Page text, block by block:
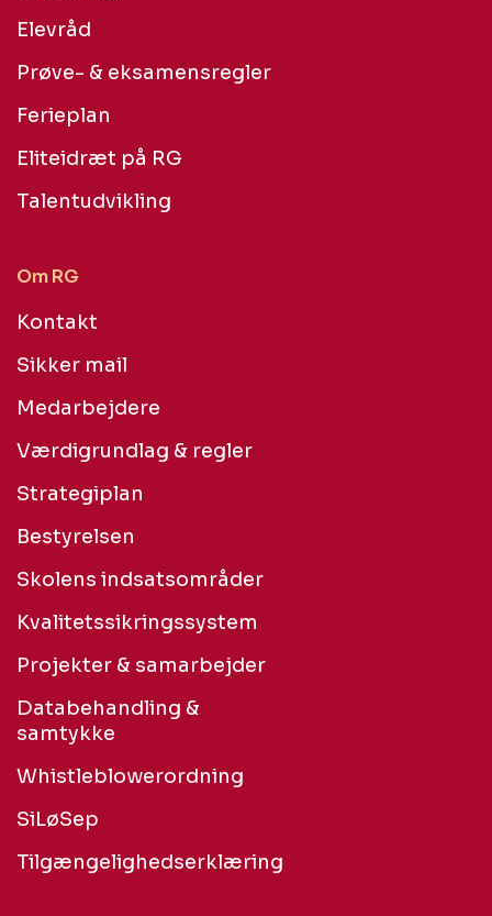
Elevråd
Prøve- & eksamensregler
Ferieplan
Eliteidræt på RG
Talentudvikling
Om RG
Kontakt
Sikker mail
Medarbejdere
Værdigrundlag & regler
Strategiplan
Bestyrelsen
Skolens indsatsområder
Kvalitetssikringssystem
Projekter & samarbejder
Databehandling &
samtykke
Whistleblowerordning
SiLøSep
Tilgængelighedserklæring